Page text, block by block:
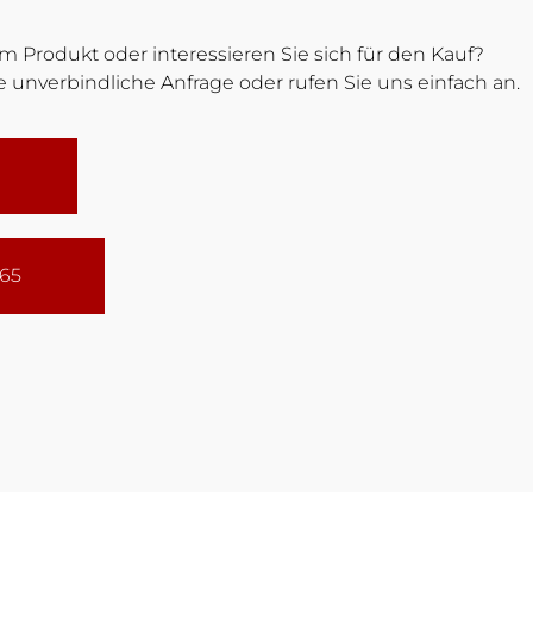
Produkt oder interessieren Sie sich für den Kauf?
unverbindliche Anfrage oder rufen Sie uns einfach an.